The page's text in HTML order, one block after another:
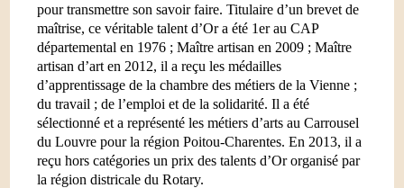
pour transmettre son savoir faire. Titulaire d’un brevet de
maîtrise, ce véritable talent d’Or a été 1er au CAP
départemental en 1976 ; Maître artisan en 2009 ; Maître
artisan d’art en 2012, il a reçu les médailles
d’apprentissage de la chambre des métiers dela Vienne ;
du travail ; de l’emploi et de la solidarité. Il a été
sélectionné et a représenté les métiers d’arts au Carrousel
du Louvre pour la région Poitou-Charentes. En 2013, il a
reçu hors catégories un prix des talents d’Or organisé par
la région districale du Rotary.